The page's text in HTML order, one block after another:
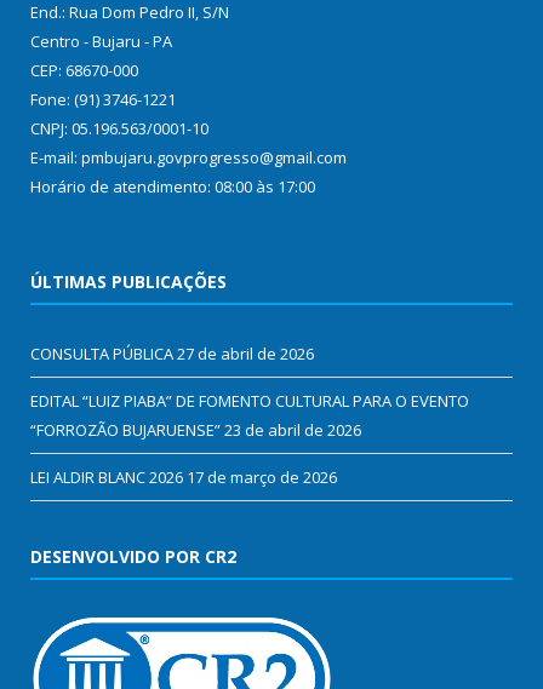
End.: Rua Dom Pedro II, S/N
Centro - Bujaru - PA
CEP: 68670-000
Fone: (91) 3746-1221
CNPJ: 05.196.563/0001-10
E-mail: pmbujaru.govprogresso@gmail.com
Horário de atendimento: 08:00 às 17:00
ÚLTIMAS PUBLICAÇÕES
CONSULTA PÚBLICA27 de abril de 2026
EDITAL “LUIZ PIABA” DE FOMENTO CULTURAL PARA O EVENTO
“FORROZÃO BUJARUENSE”23 de abril de 2026
LEI ALDIR BLANC 2026 17 de março de 2026
DESENVOLVIDO POR CR2